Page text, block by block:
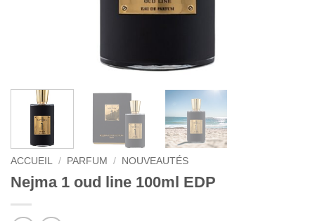
ACCUEIL / PARFUM / NOUVEAUTÉS
Nejma 1 oud line 100ml EDP